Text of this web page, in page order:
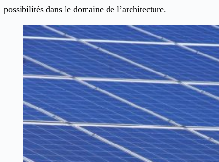
possibilités dans le domaine de l’architecture.